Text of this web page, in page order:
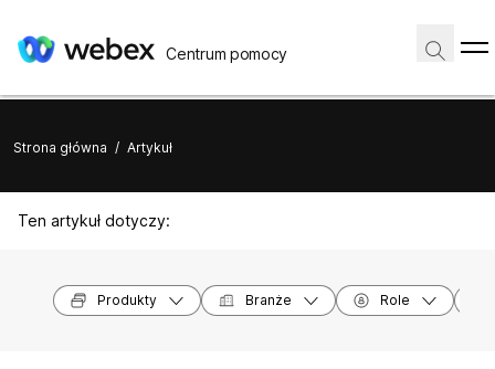
Centrum pomocy
Strona główna / Artykuł
Ten artykuł dotyczy:
Produkty Branże Role